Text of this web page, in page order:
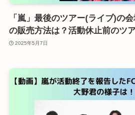
「嵐」最後のツアー(ライブ)の
の販売方法は？活動休止前のツ
2025年5月7日